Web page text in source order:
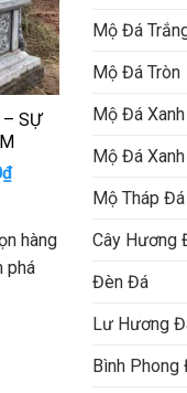
SỰ
₫Giá
hiện
14.000.000₫.
hàng
phá
Mộ Đá
Mộ Đá Tròn
Mộ Đá
Mộ Đá
Mộ Tháp Đá
Cây Hương
Đèn Đá
Lư Hương
Bình Phong